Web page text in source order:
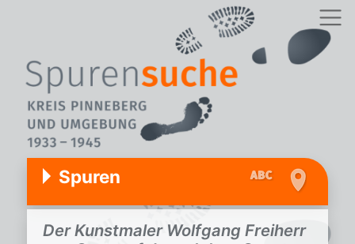
Spuren
Der Kunstmaler Wolfgang Freiherr